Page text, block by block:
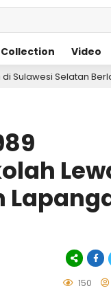
Collection Video
Kondusif 3 hari
150